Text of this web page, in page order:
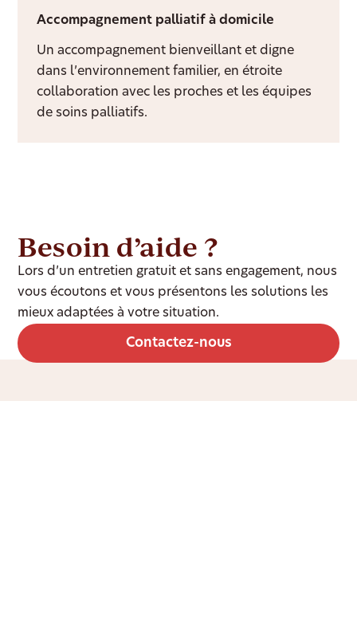
Accompagnement palliatif à domicile
Un accompagnement bienveillant et digne
dans l’environnement familier, en étroite
collaboration avec les proches et les équipes
de soins palliatifs.
Besoin d’aide ?
Lors d’un entretien gratuit et sans engagement, nous
vous écoutons et vous présentons les solutions les
mieux adaptées à votre situation.
Contactez-nous